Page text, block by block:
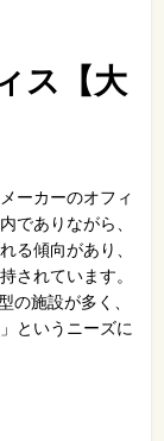
ス【大
ーカーのオフィ
でありながら、
る傾向があり、
されています。
の施設が多く、
というニーズに